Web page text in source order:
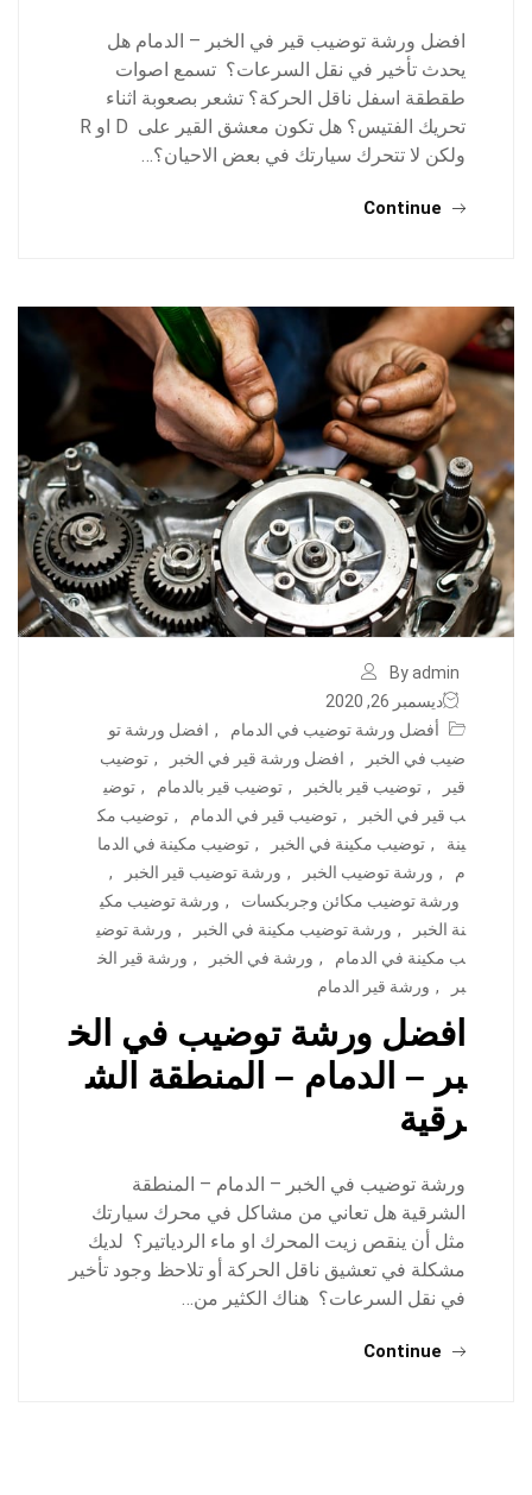
افضل ورشة توضيب قير في الخبر – الدمام هل
يحدث تأخير في نقل السرعات؟ تسمع اصوات
طقطقة اسفل ناقل الحركة؟ تشعر بصعوبة اثناء
تحريك الفتيس؟ هل تكون معشق القير على D او R
ولكن لا تتحرك سيارتك في بعض الاحيان؟…
Continue
By admin
ديسمبر 26, 2020
أفضل ورشة توضيب في الدمام
, افضل ورشة تو
ضيب في الخبر
, افضل ورشة قير في الخبر , توضيب
قير
, توضيب قير بالخبر , توضيب قير بالدمام , توضي
ب قير في الخبر
, توضيب قير في الدمام , توضيب مك
ينة
, توضيب مكينة في الخبر , توضيب مكينة في الدما
م
, ورشة توضيب الخبر , ورشة توضيب قير الخبر
,
ورشة توضيب مكائن وجربكسات
, ورشة توضيب مكي
نة الخبر
, ورشة توضيب مكينة في الخبر , ورشة توضي
ب مكينة في الدمام
, ورشة في الخبر , ورشة قير الخ
بر
, ورشة قير الدمام
افضل ورشة توضيب في الخ
بر – الدمام – المنطقة الش
رقية
ورشة توضيب في الخبر – الدمام – المنطقة
الشرقية هل تعاني من مشاكل في محرك سيارتك
مثل أن ينقص زيت المحرك او ماء الردياتير؟ لديك
مشكلة في تعشيق ناقل الحركة أو تلاحظ وجود تأخير
في نقل السرعات؟ هناك الكثير من…
Continue